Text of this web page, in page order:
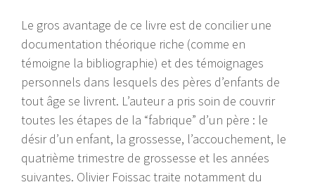
Le gros avantage de ce livre est de concilier une
documentation théorique riche (comme en
témoigne la bibliographie) et des témoignages
personnels dans lesquels des pères d’enfants de
tout âge se livrent. L’auteur a pris soin de couvrir
toutes les étapes de la “fabrique” d’un père : le
désir d’un enfant, la grossesse, l’accouchement, le
quatrième trimestre de grossesse et les années
suivantes. Olivier Foissac traite notamment du